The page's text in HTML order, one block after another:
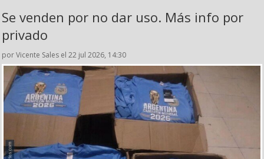
Se venden por no dar uso. Más info por
privado
por Vicente Sales el 22 jul 2026, 14:30